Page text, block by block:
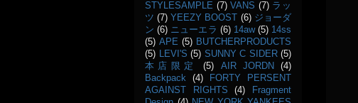
STYLESAMPLE (7) VANS (7) ラッ
ツ (7) YEEZY BOOST (6) ジョーダ
ン (6) ニューエラ (6) 14aw (5) 14ss
(5) APE (5) BUTCHERPRODUCTS
(5) LEVI'S (5) SUNNY C SIDER (5)
本店限定
(5) AIR JORDN
(4)
Backpack
(4)
FORTY PERSENT
AGAINST RIGHTS
(4)
Fragment